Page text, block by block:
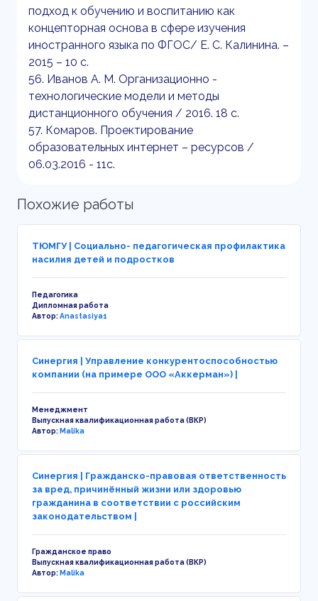
подход к обучению и воспитанию как
концепторная основа в сфере изучения
иностранного языка по ФГОС/ Е. С. Калинина. –
2015 – 10 с.
56. Иванов А. М. Организационно -
технологические модели и методы
дистанционного обучения / 2016. 18 с.
57. Комаров. Проектирование
образовательных интернет – ресурсов /
06.03.2016 - 11с.
Похожие работы
ТЮМГУ | Социально- педагогическая профилактика
насилия детей и подростков
Педагогика
Дипломная работа
Автор:Anastasiya1
Синергия | Управление конкурентоспособностью
компании (на примере ООО «Аккерман») |
Менеджмент
Выпускная квалификационная работа (ВКР)
Автор:Malika
Синергия | Гражданско-правовая ответственность
за вред, причинённый жизни или здоровью
гражданина в соответствии с российским
законодательством |
Гражданское право
Выпускная квалификационная работа (ВКР)
Автор:Malika